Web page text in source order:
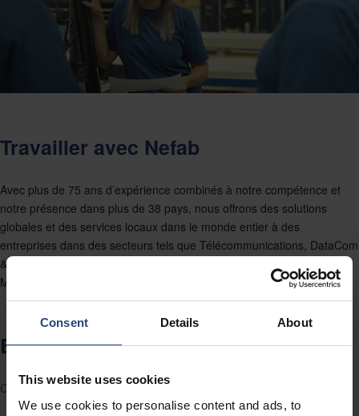
Consent Details About
This website uses cookies
We use cookies to personalise content and ads, to
Travailler avec Nefab
Avec plus de 75 ans d’expérience combinés à notre compétence et
notre présence dans plus de 38 pays, nous offrons des solutions
globales et des services locaux dans le monde entier à des
entreprises dans des secteurs tels que Télécommunications, DataCom
& Cloud, Semi-Conducteurs, Énergie, Soins de Santé, Exploitation
Minière et Construction et LIB & Mobilité.
Enregistrement des fournisseurs
Cliquez ici pour vous inscrire en tant que fournisseur